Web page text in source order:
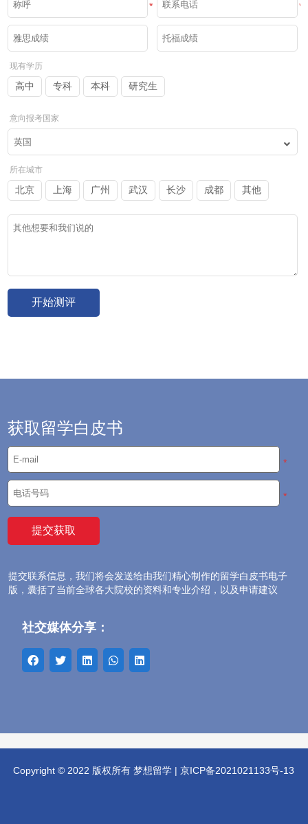
* *
现有学历
高中 专科 本科 研究生
意向报考国家
所在城市
北京 上海 广州 武汉 长沙 成都 其他
获取留学白皮书
*
*
提交联系信息，我们将会发送给由我们精心制作的留学白皮书电子
版，囊括了当前全球各大院校的资料和专业介绍，以及申请建议
社交媒体分享：
Copyright © 2022 版权所有 梦想留学 | 京ICP备2021021133号-13